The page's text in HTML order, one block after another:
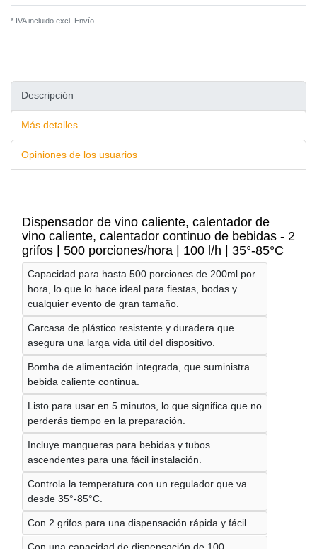
* IVA incluido excl. Envío
Descripción
Más detalles
Opiniones de los usuarios
Dispensador de vino caliente, calentador de
vino caliente, calentador continuo de bebidas - 2
grifos | 500 porciones/hora | 100 l/h | 35°-85°C
Capacidad para hasta 500 porciones de 200ml por
hora, lo que lo hace ideal para fiestas, bodas y
cualquier evento de gran tamaño.
Carcasa de plástico resistente y duradera que
asegura una larga vida útil del dispositivo.
Bomba de alimentación integrada, que suministra
bebida caliente continua.
Listo para usar en 5 minutos, lo que significa que no
perderás tiempo en la preparación.
Incluye mangueras para bebidas y tubos
ascendentes para una fácil instalación.
Controla la temperatura con un regulador que va
desde 35°-85°C.
Con 2 grifos para una dispensación rápida y fácil.